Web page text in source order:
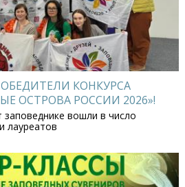
КОНКУРСА
ОСТРОВА РОССИИ 2026»!
заповеднике вошли в число
лауреатов